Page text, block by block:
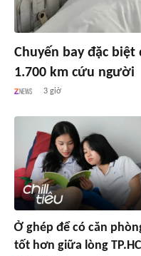
Chuyến bay đặc
1.700 km cứu người
3 giờ
Ở ghép để có căn
tốt hơn giữa lòng